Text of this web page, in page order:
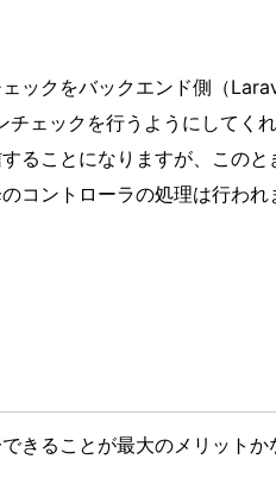
ックをバックエンド側（
ェックを行うようにしてくれ
ることになりますが、このと
コントローラの処理は行われ
きることが最大のメリットか